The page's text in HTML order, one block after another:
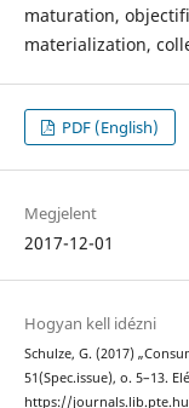
maturation,
materialization,
PDF (English)
Megjelent
2017-12-01
Hogyan kell idézni
Schulze, G. (2017)
51(Spec.issue), o. 5–13.
https://